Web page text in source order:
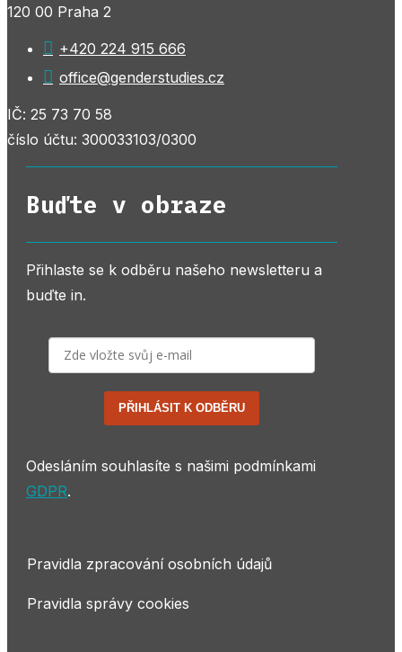
120 00 Praha 2
 +420 224 915 666
 office@genderstudies.cz
IČ: 25 73 70 58
číslo účtu: 300033103/0300
Buďte v obraze
Přihlaste se k odběru našeho newsletteru a
buďte in.
PŘIHLÁSIT K ODBĚRU
Odesláním souhlasíte s našimi podmínkami
GDPR.
Pravidla zpracování osobních údajů
Pravidla správy cookies